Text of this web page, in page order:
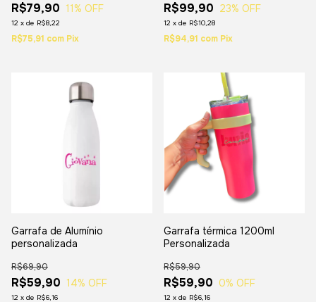
R$79,90 11% OFF
12 x de R$8,22
R$75,91 com Pix
R$99,90 23% OFF
12 x de R$10,28
R$94,91 com Pix
Garrafa de Alumínio
personalizada
R$59,90
R$69,90
14% OFF
12 x de R$6,16
Garrafa térmica 1200ml
Personalizada
R$59,90
R$59,90
0% OFF
12 x de R$6,16